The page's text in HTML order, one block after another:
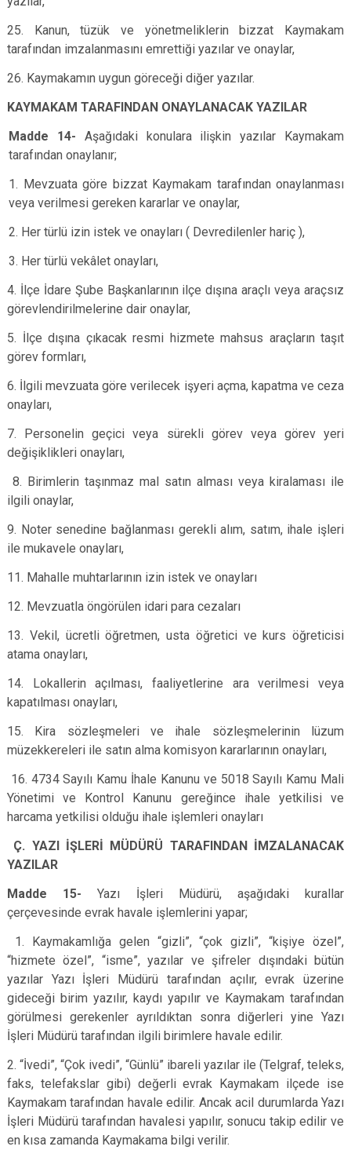
25. Kanun, tüzük ve yönetmeliklerin bizzat Kaymakam
tarafından imzalanmasını emrettiği yazılar ve onaylar,
26. Kaymakamın uygun göreceği diğer yazılar.
KAYMAKAM TARAFINDAN ONAYLANACAK YAZILAR
Madde 14- Aşağıdaki konulara ilişkin yazılar Kaymakam
tarafından onaylanır;
1. Mevzuata göre bizzat Kaymakam tarafından onaylanması
veya verilmesi gereken kararlar ve onaylar,
2. Her türlü izin istek ve onayları ( Devredilenler hariç ),
3. Her türlü vekâlet onayları,
4. İlçe İdare Şube Başkanlarının ilçe dışına araçlı veya araçsız
görevlendirilmelerine dair onaylar,
5. İlçe dışına çıkacak resmi hizmete mahsus araçların taşıt
görev formları,
6. İlgili mevzuata göre verilecek işyeri açma, kapatma ve ceza
onayları,
7. Personelin geçici veya sürekli görev veya görev yeri
değişiklikleri onayları,
8. Birimlerin taşınmaz mal satın alması veya kiralaması ile
ilgili onaylar,
9. Noter senedine bağlanması gerekli alım, satım, ihale işleri
ile mukavele onayları,
11. Mahalle muhtarlarının izin istek ve onayları
12. Mevzuatla öngörülen idari para cezaları
13. Vekil, ücretli öğretmen, usta öğretici ve kurs öğreticisi
atama onayları,
14. Lokallerin açılması, faaliyetlerine ara verilmesi veya
kapatılması onayları,
15. Kira sözleşmeleri ve ihale sözleşmelerinin lüzum
müzekkereleri ile satın alma komisyon kararlarının onayları,
16. 4734 Sayılı Kamu İhale Kanunu ve 5018 Sayılı Kamu Mali
Yönetimi ve Kontrol Kanunu gereğince ihale yetkilisi ve
harcama yetkilisi olduğu ihale işlemleri onayları
Ç. YAZI İŞLERİ MÜDÜRÜ TARAFINDAN İMZALANACAK
YAZILAR
Madde 15- Yazı İşleri Müdürü, aşağıdaki kurallar
çerçevesinde evrak havale işlemlerini yapar;
1. Kaymakamlığa gelen “gizli”, “çok gizli”, “kişiye özel”,
“hizmete özel”, “isme”, yazılar ve şifreler dışındaki bütün
yazılar Yazı İşleri Müdürü tarafından açılır, evrak üzerine
gideceği birim yazılır, kaydı yapılır ve Kaymakam tarafından
görülmesi gerekenler ayrıldıktan sonra diğerleri yine Yazı
İşleri Müdürü tarafından ilgili birimlere havale edilir.
2. “İvedi”, “Çok ivedi”, “Günlü” ibareli yazılar ile (Telgraf, teleks,
faks, telefakslar gibi) değerli evrak Kaymakam ilçede ise
Kaymakam tarafından havale edilir. Ancak acil durumlarda Yazı
İşleri Müdürü tarafından havalesi yapılır, sonucu takip edilir ve
en kısa zamanda Kaymakama bilgi verilir.